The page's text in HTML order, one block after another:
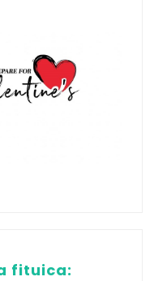
fituica: